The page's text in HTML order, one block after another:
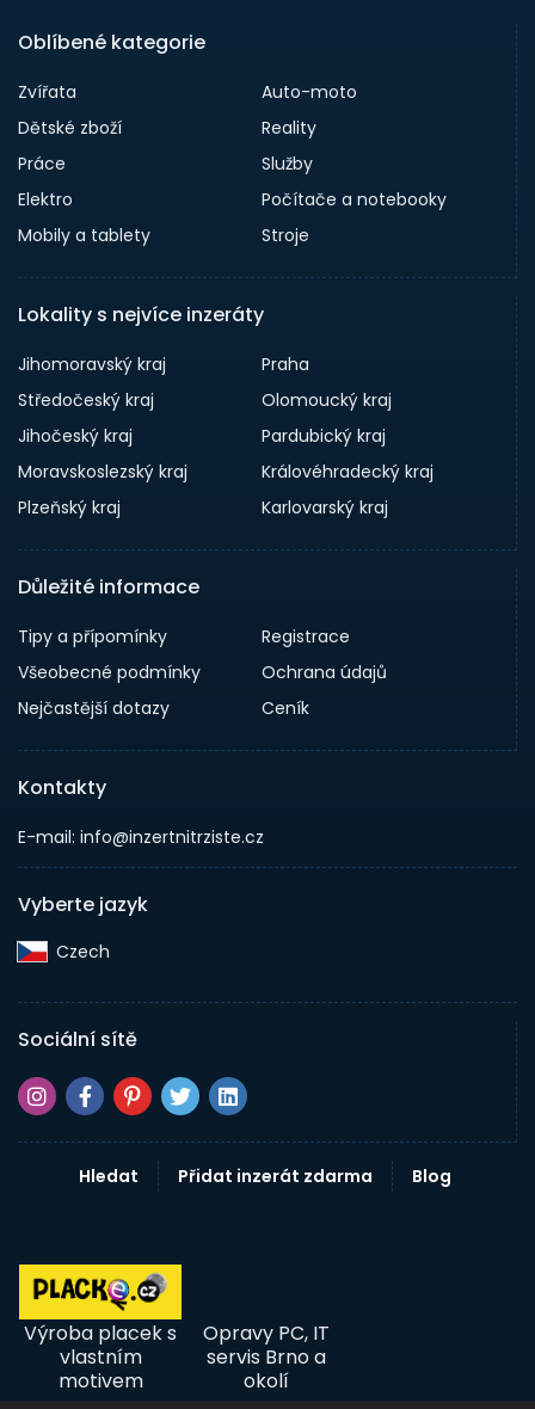
Oblíbené kategorie
Zvířata
Auto-moto
Dětské zboží
Reality
Práce
Služby
Elektro
Počítače a notebooky
Mobily a tablety
Stroje
Lokality s nejvíce inzeráty
Jihomoravský kraj
Praha
Středočeský kraj
Olomoucký kraj
Jihočeský kraj
Pardubický kraj
Moravskoslezský kraj
Královéhradecký kraj
Plzeňský kraj
Karlovarský kraj
Důležité informace
Tipy a přípomínky
Registrace
Všeobecné podmínky
Ochrana údajů
Nejčastější dotazy
Ceník
Kontakty
E-mail: info@inzertnitrziste.cz
Vyberte jazyk
Czech‎
Sociální sítě
Hledat Přidat inzerát zdarma Blog
Výroba placek s
vlastním
motivem
Opravy PC, IT
servis Brno a
okolí